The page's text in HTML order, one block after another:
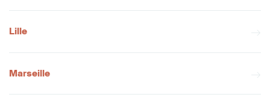
Lille
Marseille